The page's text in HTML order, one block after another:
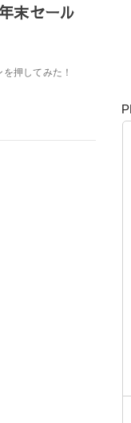
末セール
押してみた！